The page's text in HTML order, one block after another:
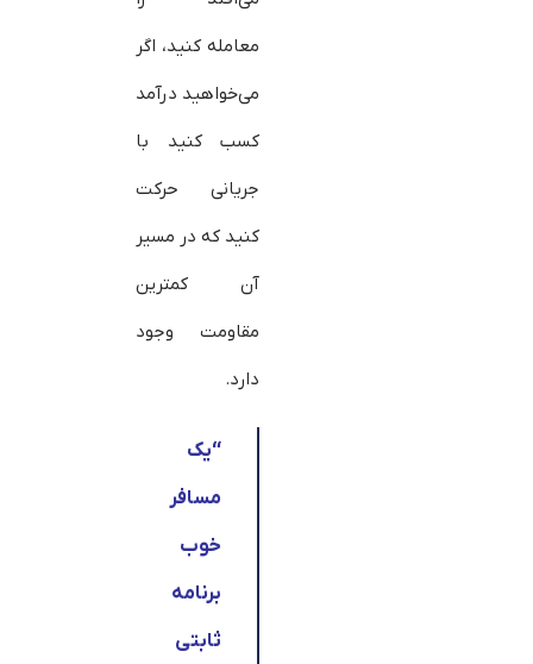
معامله کنید، اگر
می‌خواهید درآمد
کسب کنید با
جریانی حرکت
کنید که در مسیر
آن کمترین
مقاومت وجود
دارد.
“یک
مسافر
خوب
برنامه
ثابتی